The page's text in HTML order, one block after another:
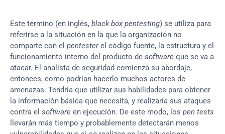
Este término (en inglés, black box pentesting) se utiliza para
referirse a la situación en la que la organización no
comparte con el pentester el código fuente, la estructura y el
funcionamiento interno del producto de software que se va a
atacar. El analista de seguridad comienza su abordaje,
entonces, como podrían hacerlo muchos actores de
amenazas. Tendría que utilizar sus habilidades para obtener
la información básica que necesita, y realizaría sus ataques
contra el software en ejecución. De este modo, los pen tests
llevarán más tiempo y probablemente detectarán menos